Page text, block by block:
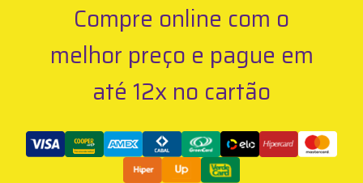
Compre online com o
melhor preço e pague em
até 12x no cartão